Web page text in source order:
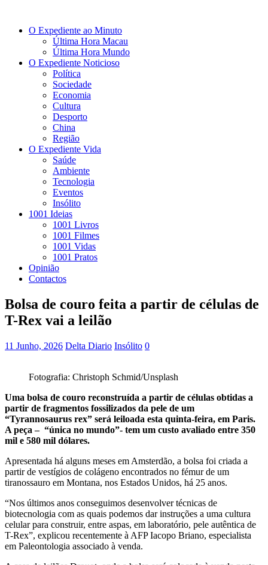
O Expediente ao Minuto
Última Hora Macau
Última Hora Mundo
O Expediente Noticioso
Política
Sociedade
Economia
Cultura
Desporto
China
Região
O Expediente Vida
Saúde
Ambiente
Tecnologia
Eventos
Insólito
1001 Ideias
1001 Livros
1001 Filmes
1001 Vidas
1001 Pratos
Opinião
Contactos
Bolsa de couro feita a partir de células de
T-Rex vai a leilão
11 Junho, 2026 Delta Diario Insólito 0
Fotografia: Christoph Schmid/Unsplash
Uma bolsa de couro reconstruída a partir de células obtidas a
partir de fragmentos fossilizados da pele de um
“Tyrannosaurus rex” será leiloada esta quinta-feira, em Paris.
A peça – “única no mundo”- tem um custo avaliado entre 350
mil e 580 mil dólares.
Apresentada há alguns meses em Amsterdão, a bolsa foi criada a
partir de vestígios de colágeno encontrados no fémur de um
tiranossauro em Montana, nos Estados Unidos, há 25 anos.
“Nos últimos anos conseguimos desenvolver técnicas de
biotecnologia com as quais podemos dar instruções a uma cultura
celular para construir, entre aspas, em laboratório, pele autêntica de
T-Rex”, explicou recentemente à AFP Iacopo Briano, especialista
em Paleontologia associado à venda.